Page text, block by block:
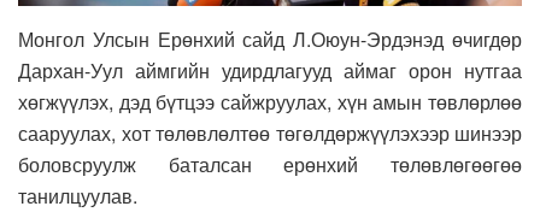
Монгол Улсын Ерөнхий сайд Л.Оюун-Эрдэнэд өчигдөр
Дархан-Уул аймгийн удирдлагууд аймаг орон нутгаа
хөгжүүлэх, дэд бүтцээ сайжруулах, хүн амын төвлөрлөө
сааруулах, хот төлөвлөлтөө төгөлдөржүүлэхээр шинээр
боловсруулж баталсан ерөнхий төлөвлөгөөгөө
танилцуулав.